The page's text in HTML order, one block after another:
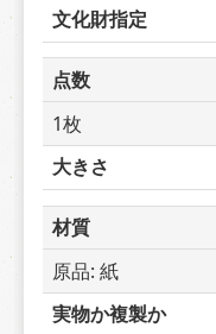
文化財指定
点数
1枚
大きさ
材質
原品: 紙
実物か複製か